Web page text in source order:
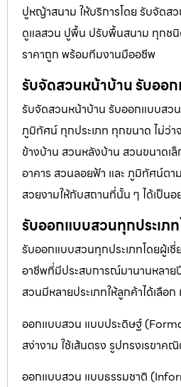
ปูหญ้าสนาม ให้บริการโดย รับจัดส
ดูแลสวน ปูพื้น ปรับพื้นสนาม ทุกชนิ
ราคาถูก พร้อมทีมงานมืออชีพ
รับจัดสวนหน้าบ้าน รับออ
รับจัดสวนหน้าบ้าน รับออกแบบสว
ภูมิทัศน์ ทุกประเภท ทุกขนาด ไม่ว่า
ข้างบ้าน สวนหลังบ้าน สวนขนาดเ
อาคาร สวนลอยฟ้า และ ภูมิทัศน์ต
สวยงามให้กับสถานที่นั้น ๆ ได้เป็นอ
รับออกแบบสวนทุกประเภ
รับออกแบบสวนทุกประเภทโดยผู้เ
อาชีพที่มีประสบการณ์มานานหลา
สวนมีหลายประเภทให้ลูกค้าได้เลือก
ออกแบบสวน แบบประดิษฐ์
สง่างาม ใช้เส้นตรง รูปทรงเรขาค
ออกแบบสวน แบบธรรมชาติ